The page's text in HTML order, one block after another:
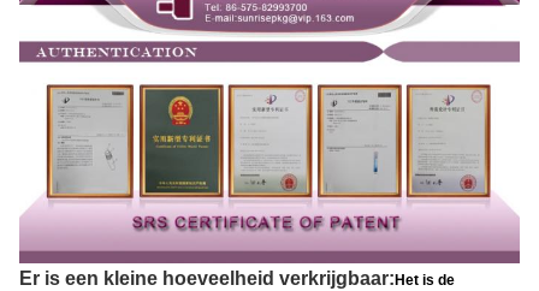
Er is een kleine hoeveelheid verkrijgbaar: Het is de